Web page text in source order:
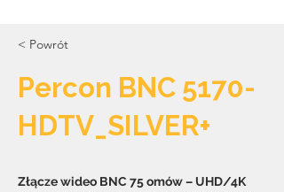
< Powrót
Percon BNC 5170-
HDTV_SILVER+
Złącze wideo BNC 75 omów – UHD/4K